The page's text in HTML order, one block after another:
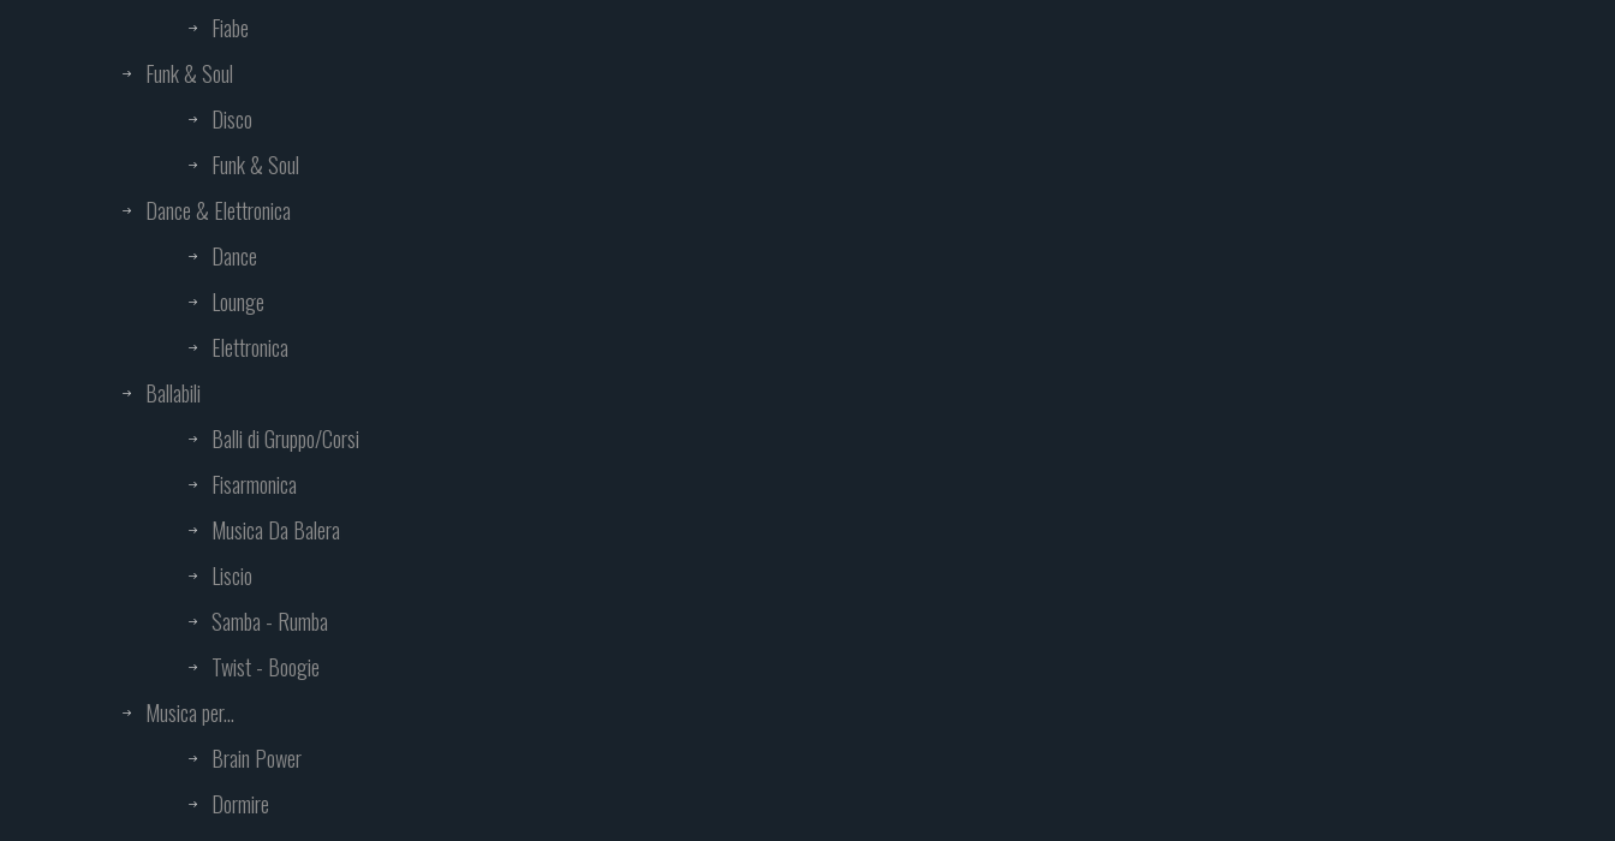
Fiabe
Funk & Soul
Disco
Funk & Soul
Dance & Elettronica
Dance
Lounge
Elettronica
Ballabili
Balli di Gruppo/Corsi
Fisarmonica
Musica Da Balera
Liscio
Samba - Rumba
Twist - Boogie
Musica per...
Brain Power
Dormire